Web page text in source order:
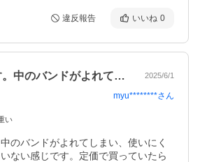
違反報告 いいね 0
タイヤは静かです。中のバンドがよれてし… 2025/6/1
myu********さん
い
のバンドがよれてしまい、使いにく
ない感じです。定価で買っていたら